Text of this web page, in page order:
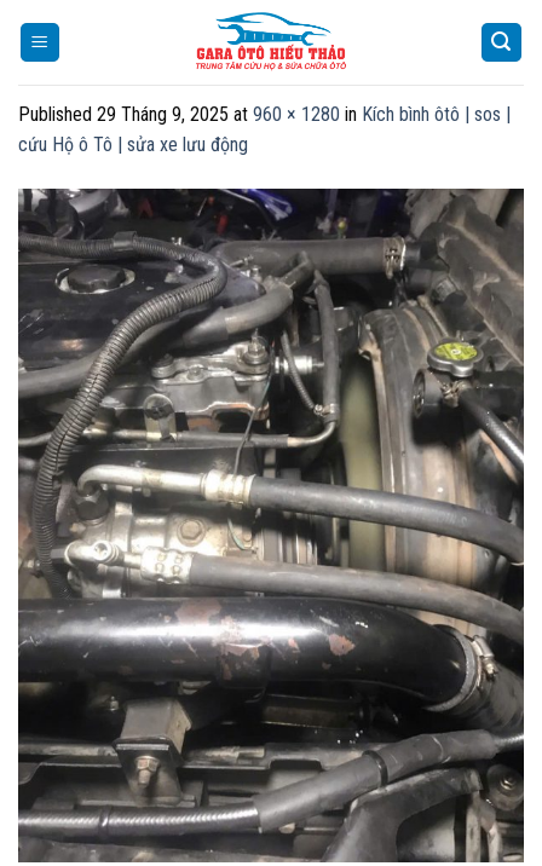
Published 29 Tháng 9, 2025 at 960 × 1280 in Kích bình ôtô | sos |
cứu Hộ ô Tô | sửa xe lưu động